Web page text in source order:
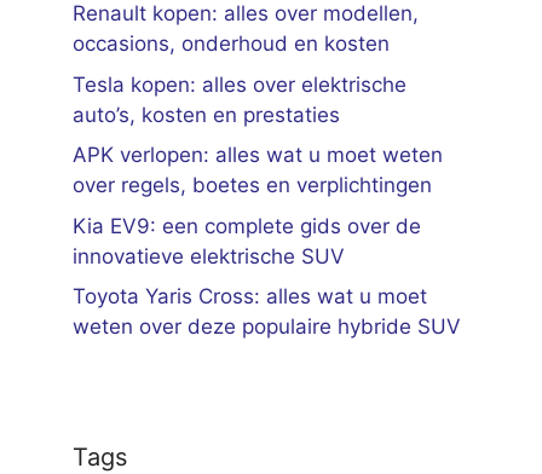
Renault kopen: alles over modellen,
occasions, onderhoud en kosten
Tesla kopen: alles over elektrische
auto’s, kosten en prestaties
APK verlopen: alles wat u moet weten
over regels, boetes en verplichtingen
Kia EV9: een complete gids over de
innovatieve elektrische SUV
Toyota Yaris Cross: alles wat u moet
weten over deze populaire hybride SUV
Tags